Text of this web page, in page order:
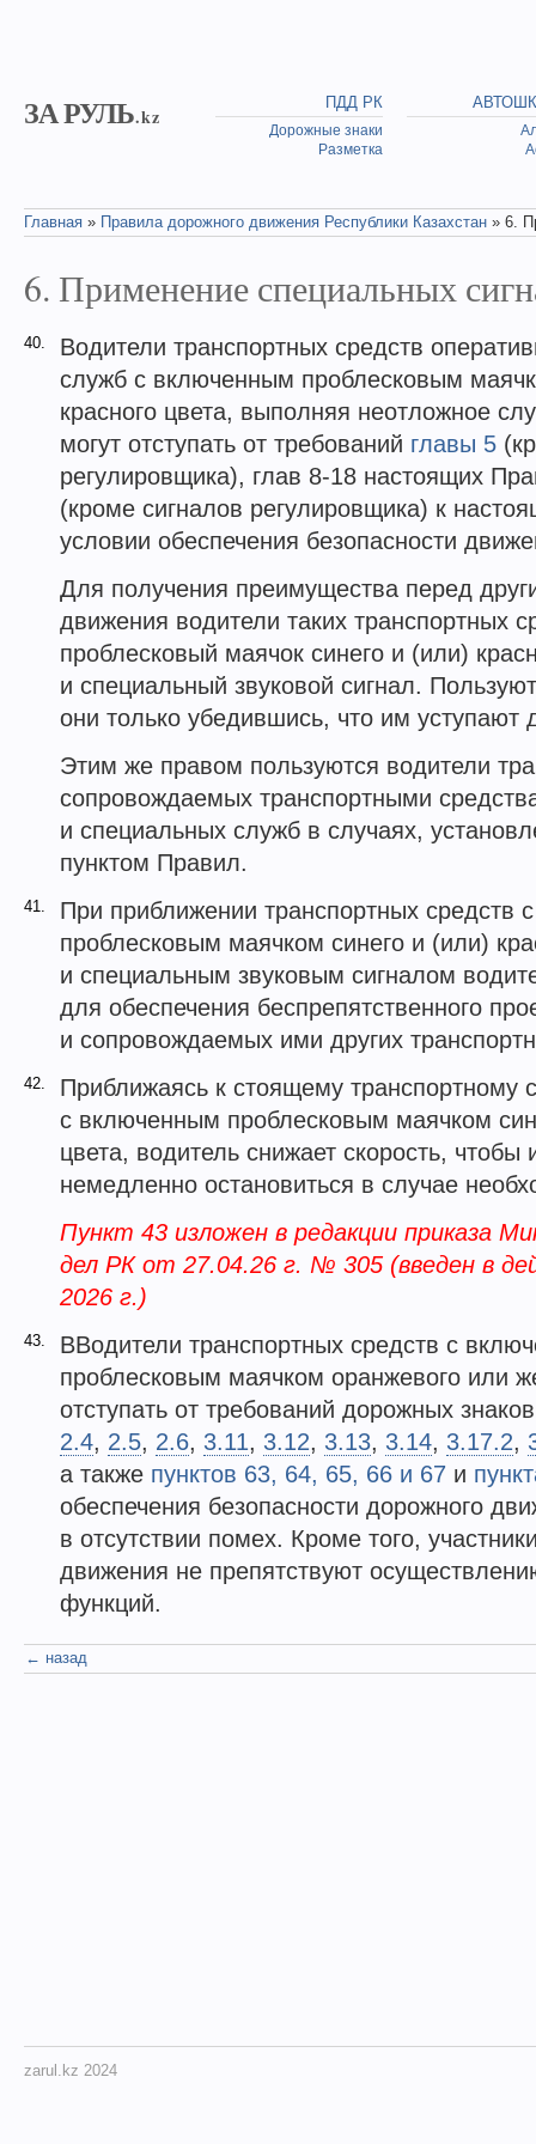
ЗА РУЛЬ.kz
ПДД РК
Дорожные знаки
Разметка
Главная » Правила дорожного движения Республики Казахстан » 6.
6. Применение специальных
40.
Водители транспортных средств
служб с включенным проблесковым
красного цвета, выполняя неотложное
могут отступать от требований главы 5
регулировщика), глав 8-18 настоящих
(кроме сигналов регулировщика) к
условии обеспечения безопасности
Для получения преимущества перед
движения водители таких транспортных
проблесковый маячок синего и (или)
и специальный звуковой сигнал.
они только убедившись, что им уступают
Этим же правом пользуются водители
сопровождаемых транспортными
и специальных служб в случаях,
пунктом Правил.
41.
При приближении транспортных средств
проблесковым маячком синего и (или)
и специальным звуковым сигналом
для обеспечения беспрепятственного
и сопровождаемых ими других
42.
Приближаясь к стоящему транспортному
с включенным проблесковым маячком
цвета, водитель снижает скорость, чтобы
немедленно остановиться в случае
Пункт 43 изложен в редакции приказа
дел РК от 27.04.26 г. № 305 (введен в
2026 г.)
43.
ВВодители транспортных средств с
проблесковым маячком оранжевого или
отступать от требований дорожных
2.4, 2.5, 2.6, 3.11, 3.12, 3.13, 3.14, 3.17.2,
а также пунктов 63, 64, 65, 66 и 67 и
обеспечения безопасности дорожного
в отсутствии помех. Кроме того,
движения не препятствуют
функций.
← назад
zarul.kz 2024